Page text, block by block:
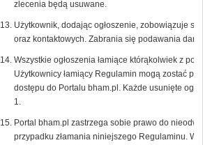
zlecenia będą usuwane.
Użytkownik, dodając ogłoszenie, zobowiązuje
oraz kontaktowych. Zabrania się podawania
Wszystkie ogłoszenia łamiące którąkolwiek z
Użytkownicy łamiący Regulamin mogą zostać
dostępu do Portalu bham.pl. Każde usunięte
1.
Portal bham.pl zastrzega sobie prawo do
przypadku złamania niniejszego Regulaminu.